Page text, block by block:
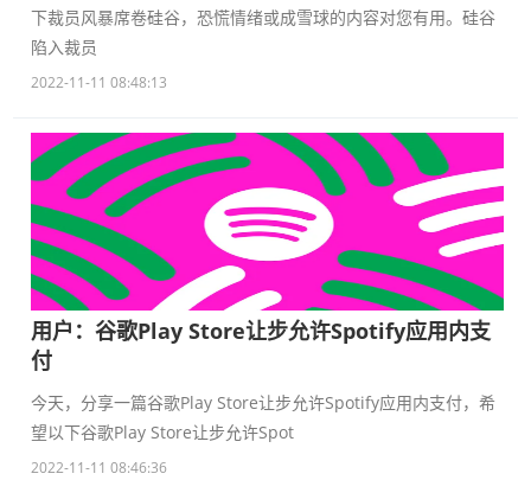
下裁员风暴席卷硅谷，恐慌情绪或成雪球的内容对您有用。硅谷
陷入裁员
2022-11-11 08:48:13
用户：谷歌Play Store让步允许Spotify应用内支
付
今天，分享一篇谷歌Play Store让步允许Spotify应用内支付，希
望以下谷歌Play Store让步允许Spot
2022-11-11 08:46:36